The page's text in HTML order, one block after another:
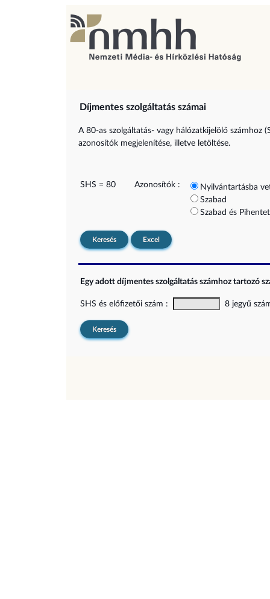
Díjmentes szolgáltatás számai
A 80-as szolgáltatás- vagy hálózatkijelölő számhoz
azonosítók megjelenítése, illetve letöltése.
SHS = 80 Azonosítók :
Nyilvántartásba
Szabad
Szabad és
Keresés Excel
Egy adott díjmentes szolgáltatás számhoz tartozó
SHS és előfizetői szám : 8 jegyű
Keresés